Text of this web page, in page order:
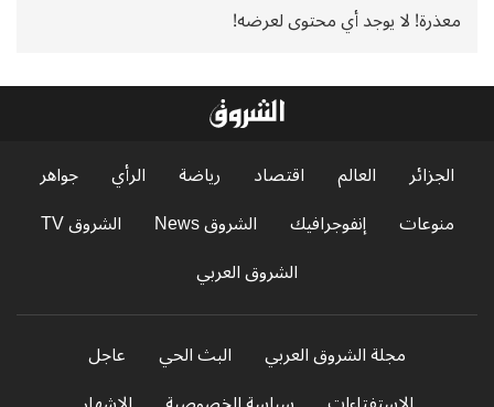
معذرة! لا يوجد أي محتوى لعرضه!
الجزائر العالم اقتصاد رياضة الرأي
جواهر
منوعات
إنفوجرافيك الشروق News
الشروق TV
الشروق العربي
مجلة الشروق العربي البث الحي
عاجل